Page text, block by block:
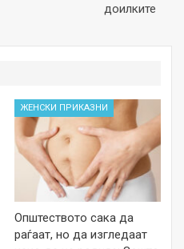
доилките
ЖЕНСКИ ПРИКАЗНИ
Општеството сака да
раѓаат, но да изгледаат